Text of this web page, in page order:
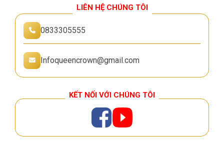
LIÊN HỆ CHÚNG TÔI
0833305555
Infoqueencrown@gmail.com
KẾT NỐI VỚI CHÚNG TÔI